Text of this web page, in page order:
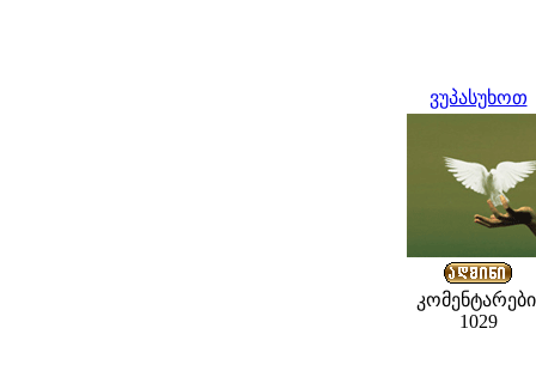
ვუპასუხოთ
1029